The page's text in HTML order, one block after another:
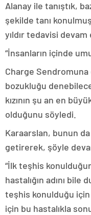
Alanay ile tanıştık,
şekilde tanı
yıldır tedavisi devam
“İnsanların içinde
Charge
bozukluğu
kızının şu an en
olduğunu söyledi.
Karaarslan, bunun da
getirerek, şöyle
“İlk teşhis
hastalığın adını bile
teşhis konulduğu için
için bu hastalıkla